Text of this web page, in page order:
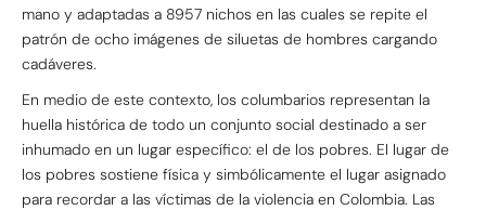
mano y adaptadas a 8957 nichos en las cuales se repite el
patrón de ocho imágenes de siluetas de hombres cargando
cadáveres.
En medio de este contexto, los columbarios representan la
huella histórica de todo un conjunto social destinado a ser
inhumado en un lugar específico: el de los pobres. El lugar de
los pobres sostiene física y simbólicamente el lugar asignado
para recordar a las víctimas de la violencia en Colombia. Las